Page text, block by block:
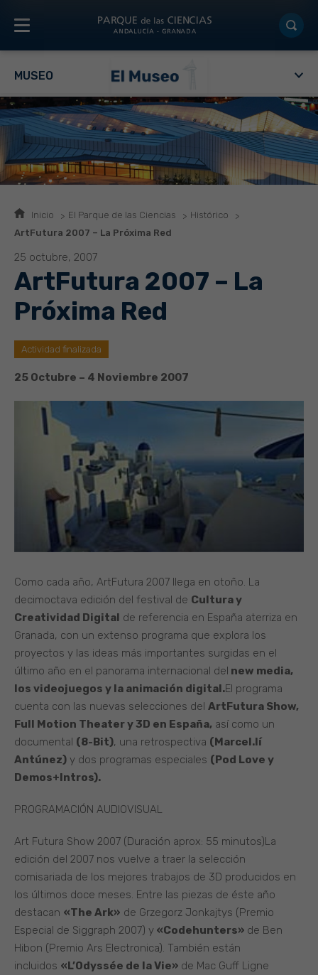
MUSEO
Inicio El Parque de las Ciencias
Histórico
ArtFutura 2007 – La Próxima Red
25 octubre, 2007
ArtFutura 2007 – La
Próxima Red
Actividad finalizada
25 Octubre – 4 Noviembre 2007
Como cada año, ArtFutura 2007 llega en otoño. La
decimoctava edición del festival de Cultura y
Creatividad Digital de referencia en España aterriza en
Granada, con un extenso programa que explora los
proyectos y las ideas más importantes surgidas en el
último año en el panorama internacional del new media,
los videojuegos y la animación digital.El programa
cuenta con las nuevas selecciones del ArtFutura Show,
Full Motion Theater y 3D en España, así como un
documental (8-Bit), una retrospectiva (Marcel.lí
Antúnez) y dos programas especiales (Pod Love y
Demos+Intros).
PROGRAMACIÓN AUDIOVISUAL
Art Futura Show 2007 (Duración aprox: 55 minutos)La
edición del 2007 nos vuelve a traer la selección
comisariada de los mejores trabajos de 3D producidos en
los últimos doce meses. Entre las piezas de éste año
destacan «The Ark» de Grzegorz Jonkajtys (Premio
Especial de Siggraph 2007) y «Codehunters» de Ben
Hibon (Premio Ars Electronica). También están
incluidos «L’Odyssée de la Vie» de Mac Guff Ligne